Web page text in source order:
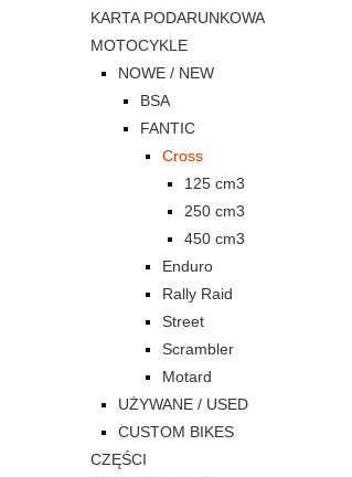
KARTA PODARUNKOWA
MOTOCYKLE
NOWE / NEW
BSA
FANTIC
Cross
125 cm3
250 cm3
450 cm3
Enduro
Rally Raid
Street
Scrambler
Motard
UŻYWANE / USED
CUSTOM BIKES
CZĘŚCI